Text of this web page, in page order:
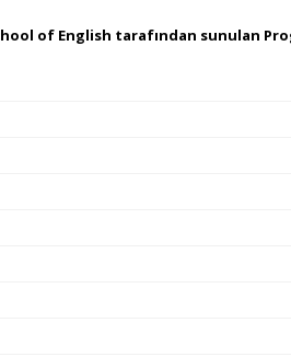
of English tarafından sunulan